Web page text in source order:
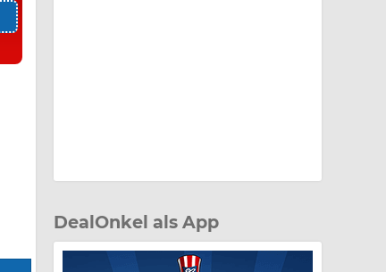
DealOnkel als App